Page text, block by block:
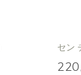
セン